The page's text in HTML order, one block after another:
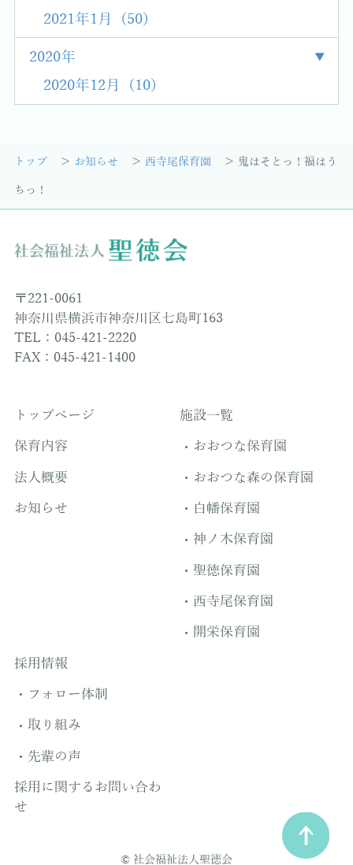
2021年1月 (50)
2020年
2020年12月 (10)
トップ お知らせ 西寺尾保育園 鬼はそとっ！福はう
ちっ！
〒221-0061
神奈川県横浜市神奈川区七島町163
TEL：045-421-2220
FAX：045-421-1400
トップページ
保育内容
法人概要
お知らせ
施設一覧
おおつな保育園
おおつな森の保育園
白幡保育園
神ノ木保育園
聖徳保育園
西寺尾保育園
開栄保育園
採用情報
フォロー体制
取り組み
先輩の声
採用に関するお問い合わ
せ
© 社会福祉法人聖徳会